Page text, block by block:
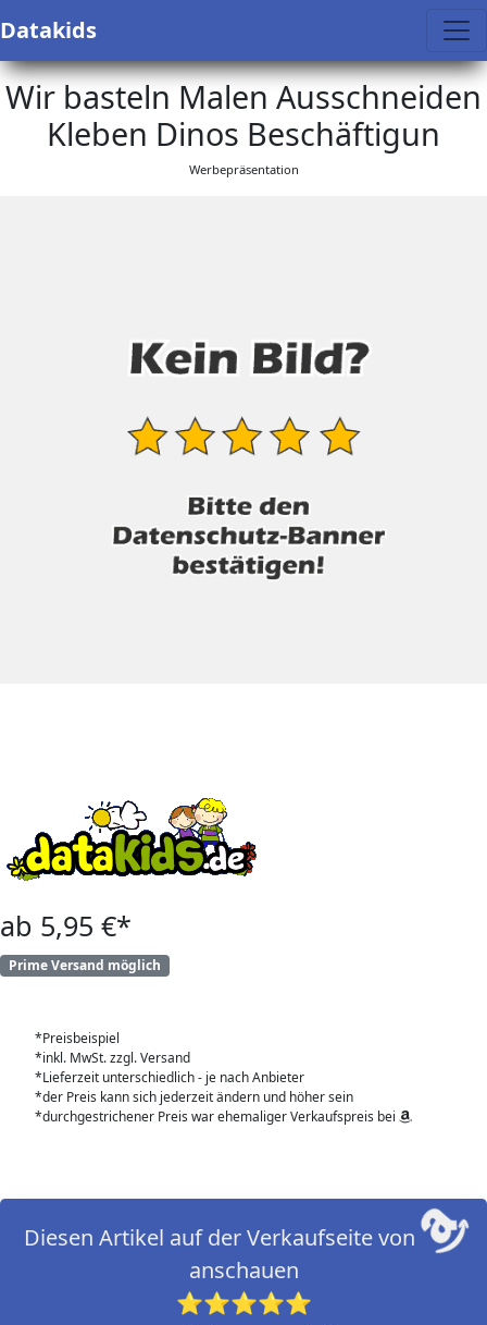
Datakids
Wir basteln Malen Ausschneiden
Kleben Dinos Beschäftigun
Werbepräsentation
ab 5,95 €*
Prime Versand möglich
*Preisbeispiel
*inkl. MwSt. zzgl. Versand
*Lieferzeit unterschiedlich - je nach Anbieter
*der Preis kann sich jederzeit ändern und höher sein
*durchgestrichener Preis war ehemaliger Verkaufspreis bei
Diesen Artikel auf der Verkaufseite von
anschauen
⭐⭐⭐⭐⭐